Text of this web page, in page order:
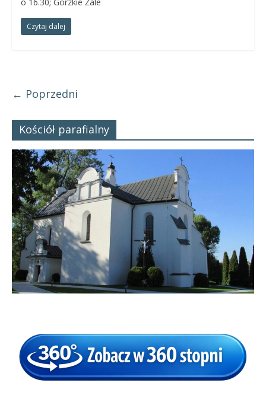
Czytaj dalej
← Poprzedni
Kościół parafialny